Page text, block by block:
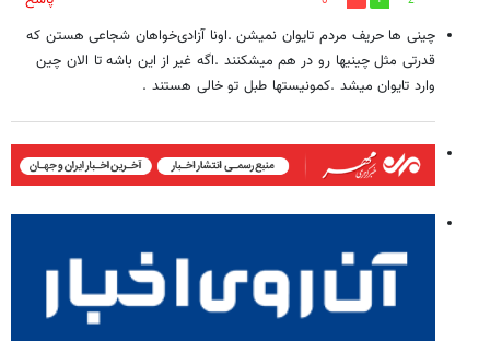
چینی ها حریف مردم تایوان نمیشن .اونا آزادی‌خواهان شجاعی هستن که
قدرتی مثل چینیها رو در هم میشکنند .اگه غیر از این باشه تا الان چین
وارد تایوان میشد .کمونیستها طبل تو خالی هستند .